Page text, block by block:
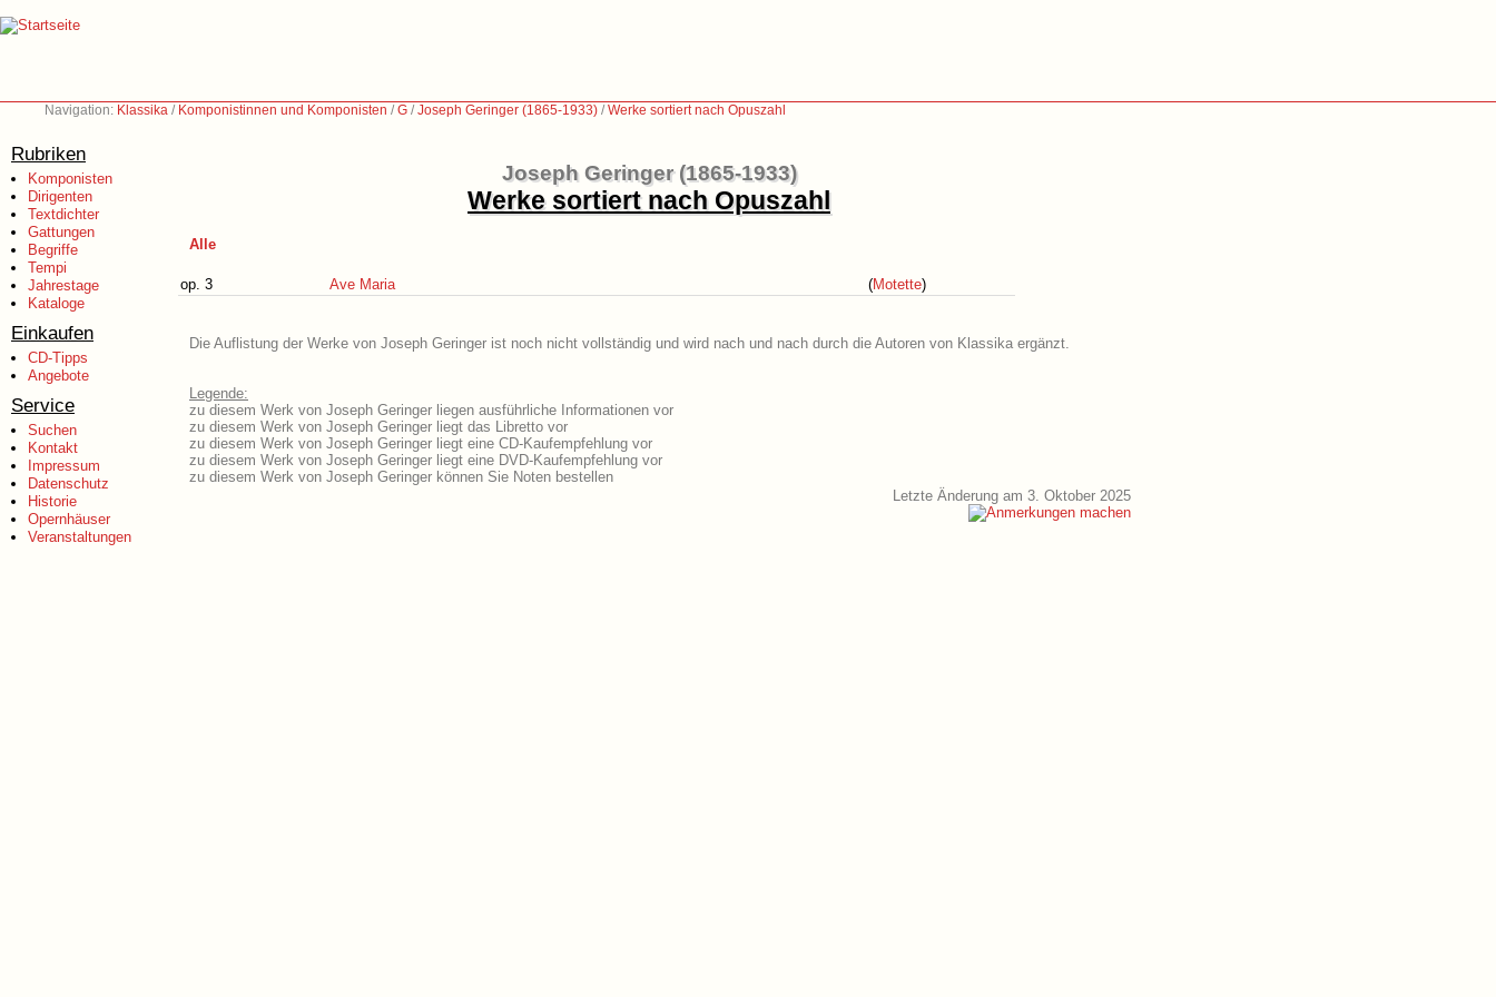
Navigation: Klassika / Komponistinnen und Komponisten /G /Joseph Geringer (1865-1933) /Werke sortiert nach Opuszahl
Rubriken
Komponisten
Dirigenten
Textdichter
Gattungen
Begriffe
Tempi
Jahrestage
Kataloge
Einkaufen
CD-Tipps
Angebote
Service
Suchen
Kontakt
Impressum
Datenschutz
Historie
Opernhäuser
Veranstaltungen
Joseph Geringer (1865-1933)
Werke sortiert nach Opuszahl
Alle
op. 3 Ave Maria (Motette)
Die Auflistung der Werke von Joseph Geringer ist noch nicht vollständig und wird nach und nach durch die Autoren von Klassika ergänzt.
Legende:
zu diesem Werk von Joseph Geringer liegen ausführliche Informationen vor
zu diesem Werk von Joseph Geringer liegt das Libretto vor
zu diesem Werk von Joseph Geringer liegt eine CD-Kaufempfehlung vor
zu diesem Werk von Joseph Geringer liegt eine DVD-Kaufempfehlung vor
zu diesem Werk von Joseph Geringer können Sie Noten bestellen
Letzte Änderung am 3. Oktober 2025